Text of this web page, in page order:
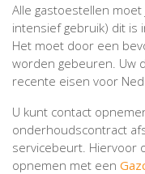
Alle gastoestellen
intensief gebruik) dit is
Het moet door een
worden gebeuren. Uw
recente eisen voor
U kunt contact
onderhoudscontract
servicebeurt. Hiervoor
opnemen met een